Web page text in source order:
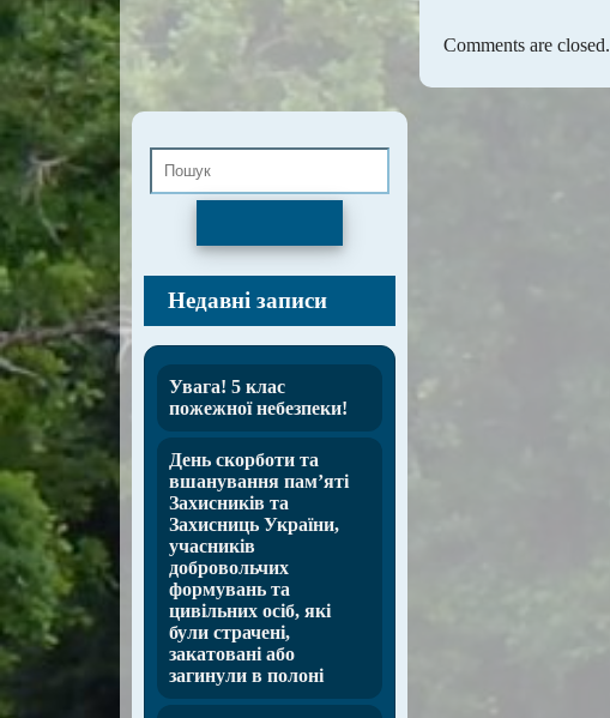
Comments are closed.
Недавні записи
Увага! 5 клас
пожежної небезпеки!
День скорботи та
вшанування пам’яті
Захисників та
Захисниць України,
учасників
добровольчих
формувань та
цивільних осіб, які
були страчені,
закатовані або
загинули в полоні